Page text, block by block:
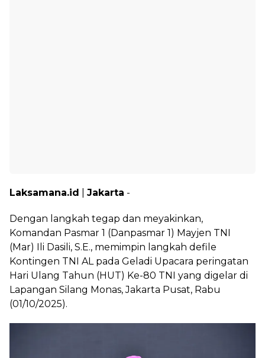
Laksamana.id Jakarta -
Dengan langkah tegap dan meyakinkan,
Komandan Pasmar 1 (Danpasmar 1) Mayjen TNI
(Mar) Ili Dasili, S.E., memimpin langkah defile
Kontingen TNI AL pada Geladi Upacara peringatan
Hari Ulang Tahun (HUT) Ke-80 TNI yang digelar di
Lapangan Silang Monas, Jakarta Pusat, Rabu
(01/10/2025).